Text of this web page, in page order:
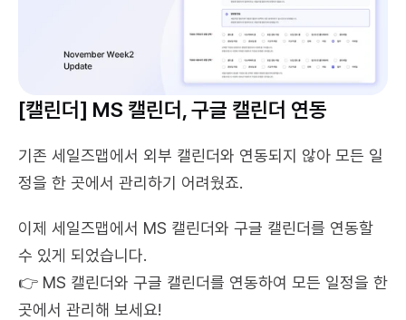
무료로 시작하기
무료로 시작하기
[캘린더] MS 캘린더, 구글 캘린더 연동
기존 세일즈맵에서 외부 캘린더와 연동되지 않아 모든 일
정을 한 곳에서 관리하기 어려웠죠.
이제 세일즈맵에서 MS 캘린더와 구글 캘린더를 연동할
수 있게 되었습니다.
👉 MS 캘린더와 구글 캘린더를 연동하여 모든 일정을 한
곳에서 관리해 보세요!